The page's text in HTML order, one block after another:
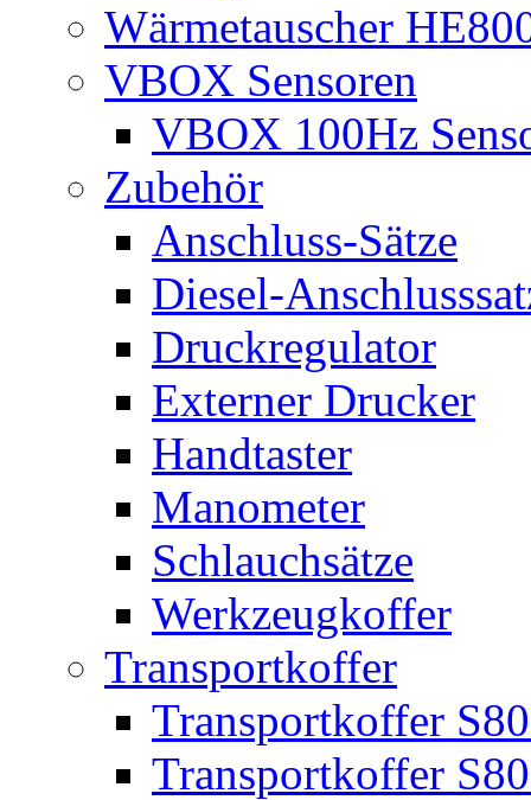
Wärmetauscher
VBOX Sensoren
VBOX 100Hz
Zubehör
Anschluss-Sätze
Diesel-
Druckregulator
Externer Drucker
Handtaster
Manometer
Schlauchsätze
Werkzeugkoffer
Transportkoffer
Transportkoffer
Transportkoffer